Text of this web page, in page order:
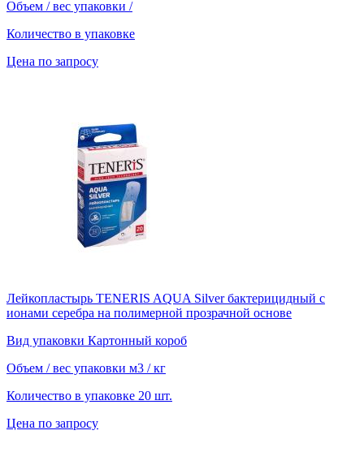
Объем / вес упаковки /
Количество в упаковке
Цена по запросу
Лейкопластырь TENERIS AQUA Silver бактерицидный с
ионами серебра на полимерной прозрачной основе
Вид упаковки Картонный короб
Объем / вес упаковки м3 / кг
Количество в упаковке 20 шт.
Цена по запросу